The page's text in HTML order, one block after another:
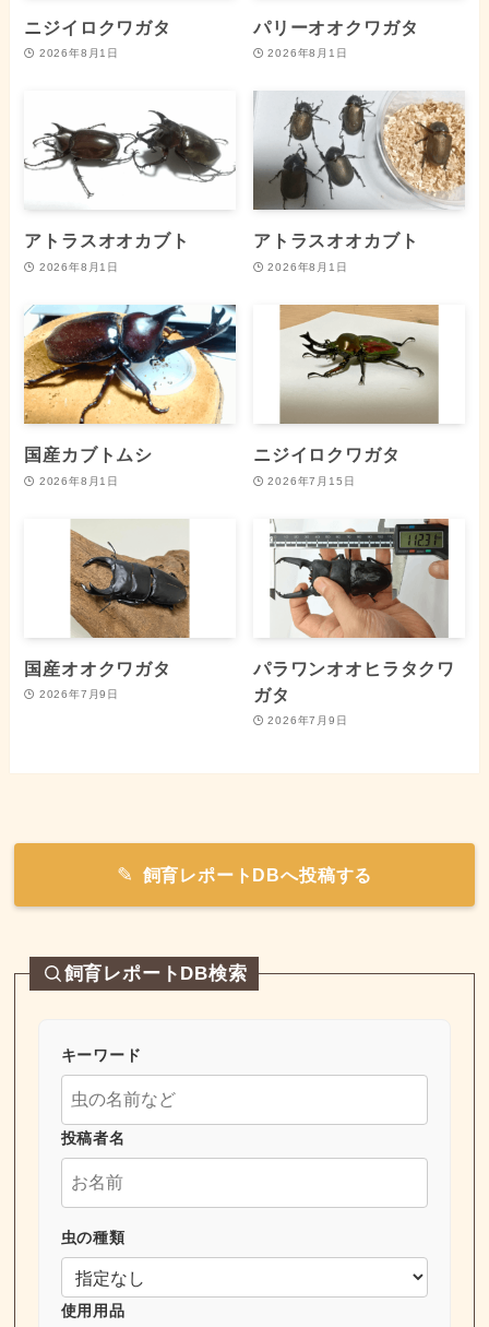
ニジイロクワガタ
2026年8月1日
パリーオオクワガタ
2026年8月1日
アトラスオオカブト
2026年8月1日
アトラスオオカブト
2026年8月1日
国産カブトムシ
2026年8月1日
ニジイロクワガタ
2026年7月15日
国産オオクワガタ
2026年7月9日
パラワンオオヒラタクワ
ガタ
2026年7月9日
飼育レポートDBへ投稿する
飼育レポートDB検索
キーワード
投稿者名
虫の種類
使用用品